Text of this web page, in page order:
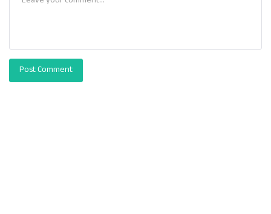
Post Comment